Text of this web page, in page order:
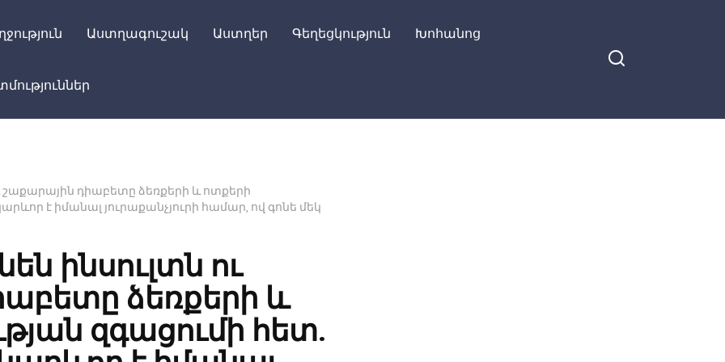
Աստղագուշակ Աստղեր Գեղեցկություն Խոհանոց
շաքարային դիաբետը ձեռքերի և ոտքերի
է իմանալ յուրաքանչյուրի համար, ով գոնե մեկ
ինսուլտն ու
ձեռքերի և
զգացումի հետ.